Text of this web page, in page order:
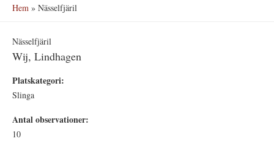
Hem » Nässelfjäril
Nässelfjäril
Wij, Lindhagen
Platskategori:
Slinga
Antal observationer:
10